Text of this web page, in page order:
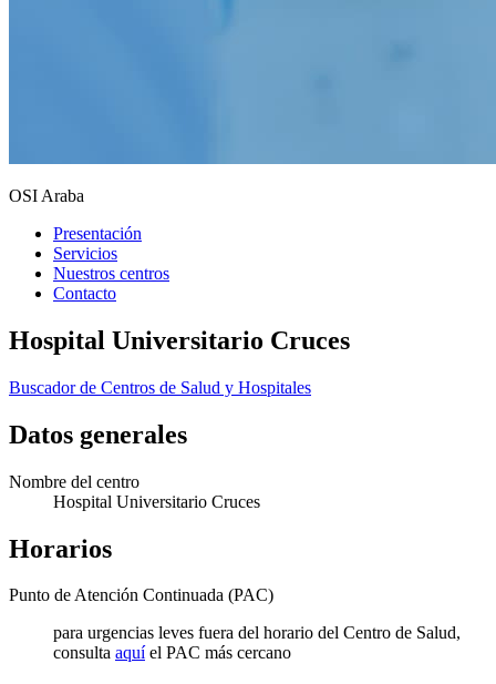
OSI Araba
Presentación
Servicios
Nuestros centros
Contacto
Hospital Universitario Cruces
Buscador de Centros de Salud y Hospitales
Datos generales
Nombre del centro
Hospital Universitario Cruces
Horarios
Punto de Atención Continuada (PAC)
para urgencias leves fuera del horario del Centro de Salud,
consulta aquíel PAC más cercano